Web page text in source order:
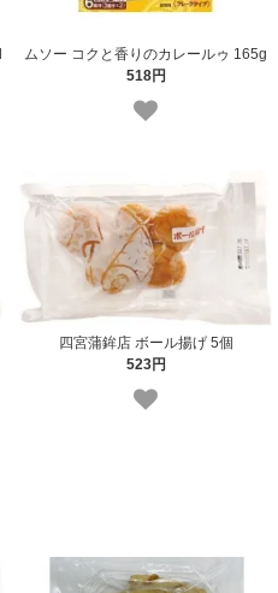
ムソー コクと香りのカレールゥ 165g
518円
四宮蒲鉾店 ボール揚げ 5個
523円